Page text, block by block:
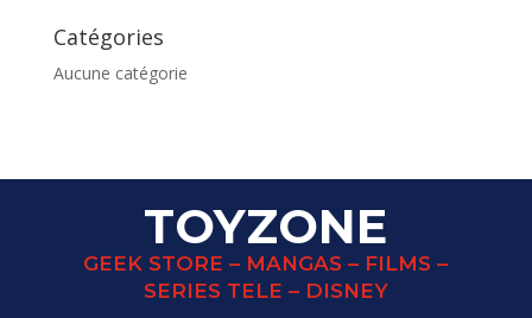
Catégories
Aucune catégorie
TOYZONE
GEEK STORE – MANGAS – FILMS –
SERIES TELE – DISNEY